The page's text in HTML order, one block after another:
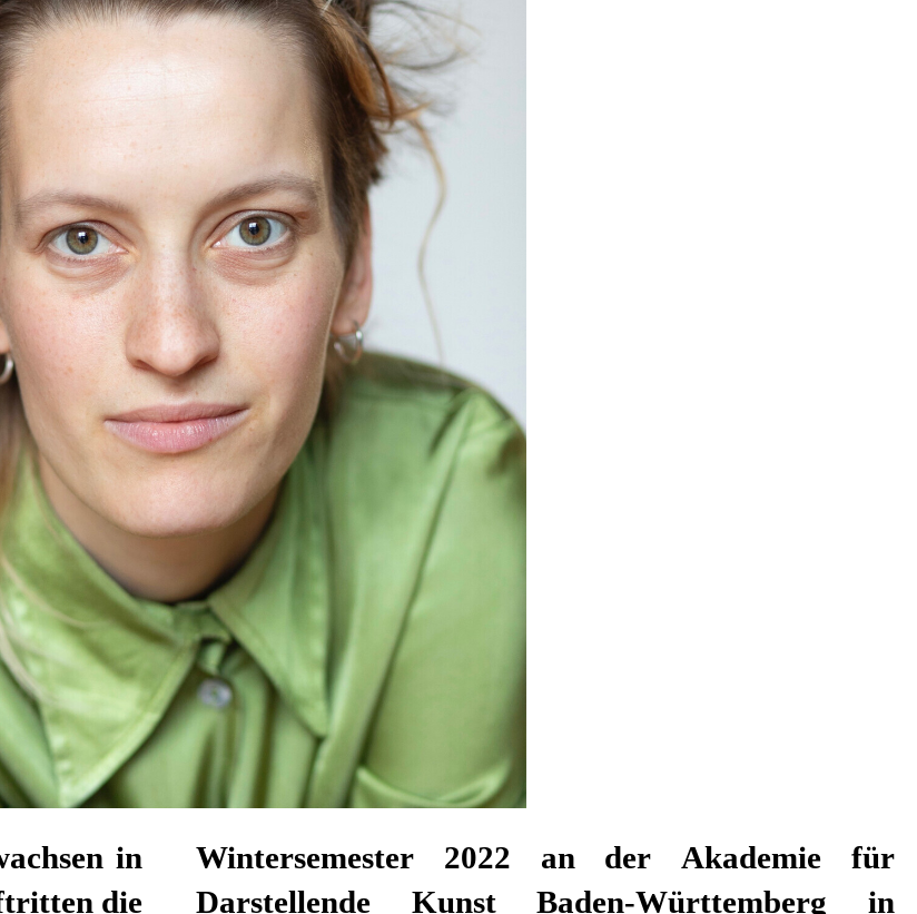
in
die
Wintersemester 2022 an der Akademie für
Darstellende Kunst Baden-Württemberg in